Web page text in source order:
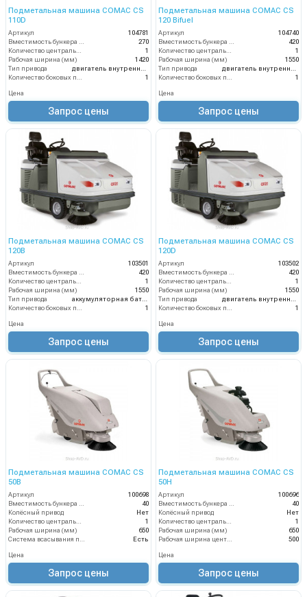
Подметальная машина COMAC CS
110D
Артикул
104781
270
1
Рабочая ширина (мм)
1420
Тип привода
1
Цена
Запрос цены
Подметальная машина COMAC CS
120 Bifuel
Артикул
104740
420
1
Рабочая ширина (мм)
1550
Тип привода
1
Цена
Запрос цены
Подметальная машина COMAC CS
120B
Артикул
103501
Вместимость бункера (л)
420
Количество центральных мусоросборных валиков (шт)
1
Рабочая ширина (мм)
1550
Тип привода
аккумуляторная батарея
Количество боковых подметальных щёток (шт)
1
Цена
Запрос цены
Подметальная машина COMAC CS
120D
Артикул
103502
Вместимость бункера (л)
420
Количество центральных мусоросборных валиков (шт)
1
Рабочая ширина (мм)
1550
Тип привода
двигатель внутреннего сгорания
Количество боковых подметальных щёток (шт)
1
Цена
Запрос цены
Подметальная машина COMAC CS
50B
Артикул
100698
Вместимость бункера (л)
40
Колёсный привод
Нет
Количество центральных мусоросборных валиков (шт)
1
Рабочая ширина (мм)
650
Система всасывания пыли
Есть
Цена
Запрос цены
Подметальная машина COMAC CS
50H
Артикул
100696
Вместимость бункера (л)
40
Колёсный привод
Нет
Количество центральных мусоросборных валиков (шт)
1
Рабочая ширина (мм)
650
Рабочая ширина центральной щётки (мм)
500
Цена
Запрос цены